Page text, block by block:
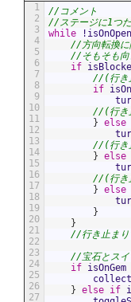
1
2
3
4
5
6
7
8
9
10
11
12
13
14
15
16
17
18
19
20
21
22
23
24
25
26
27
//コメント
//ステージに1つ
while
!
//方向転換に
//そもそも向
if
//(行き
if
//(行き
} else
//(行き
} else
//(行き
} else
}
}
//行き止まり
//宝石とスイ
if isOnGem
} else if